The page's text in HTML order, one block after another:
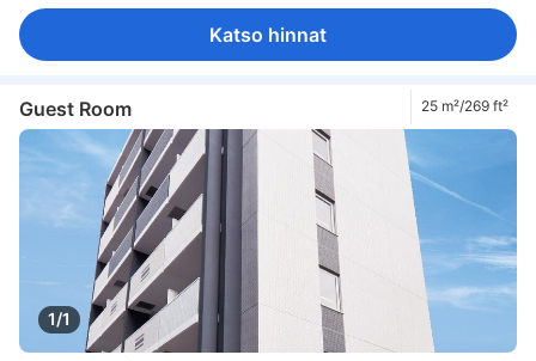
Katso hinnat
Guest Room 25 m²/269 ft²
1/1